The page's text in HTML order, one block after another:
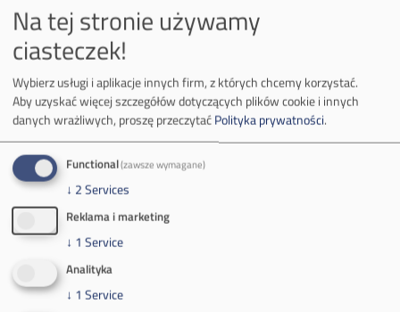
ul.Kościuszki 1
tel.+48 32 716 53 00
Kontakt dla mediów:
mail:media@pkw-sa.pl
(poniedziałek-piątek 7:00-15:00)
Na tej stronie używamy
ciasteczek!
Wybierz usługi i aplikacje innych firm, z których chcemy korzystać.
Aby uzyskać więcej szczegółów dotyczących plików cookie i innych
danych wrażliwych, proszę przeczytaćPolityka prywatności.
Functional(zawsze wymagane)
↓ 2Services
Reklama i marketing
↓ 1 Service
Analityka
↓ 1 Service